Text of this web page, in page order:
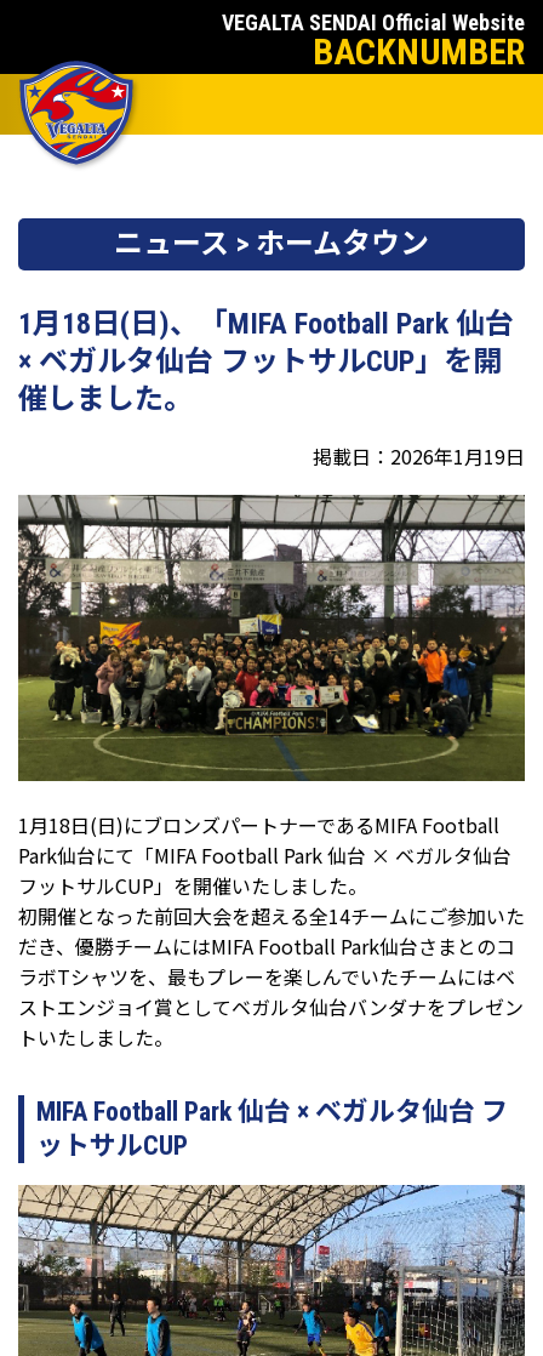
VEGALTA SENDAI Official Website
BACKNUMBER
ニュース > ホームタウン
1月18日(日)、「MIFA Football Park 仙台
× ベガルタ仙台 フットサルCUP」を開
催しました。
掲載日：2026年1月19日
1月18日(日)にブロンズパートナーであるMIFA Football
Park仙台にて「MIFA Football Park 仙台 × ベガルタ仙台
フットサルCUP」を開催いたしました。
初開催となった前回大会を超える全14チームにご参加いた
だき、優勝チームにはMIFA Football Park仙台さまとのコ
ラボTシャツを、最もプレーを楽しんでいたチームにはベ
ストエンジョイ賞としてベガルタ仙台バンダナをプレゼン
トいたしました。
MIFA Football Park 仙台 × ベガルタ仙台 フ
ットサルCUP